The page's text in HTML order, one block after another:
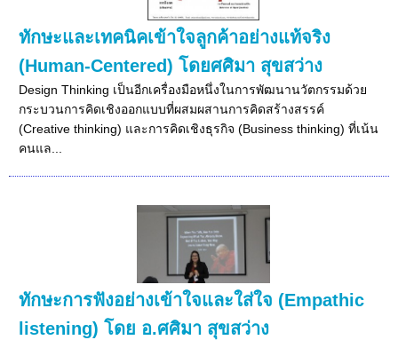
ทักษะและเทคนิคเข้าใจลูกค้าอย่างแท้จริง
(Human-Centered) โดยศศิมา สุขสว่าง
Design Thinking เป็นอีกเครื่องมือหนึ่งในการพัฒนานวัตกรรมด้วย
กระบวนการคิดเชิงออกแบบที่ผสมผสานการคิดสร้างสรรค์
(Creative thinking) และการคิดเชิงธุรกิจ (Business thinking) ที่เน้น
คนแล...
ทักษะการฟังอย่างเข้าใจและใส่ใจ (Empathic
listening) โดย อ.ศศิมา สุขสว่าง